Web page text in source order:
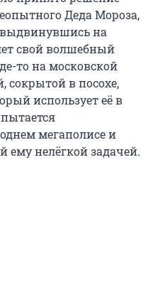
Деда Мороза,
на
свой волшебный
то на московской
сокрытой в посохе,
использует её в
мегаполисе и
ему нелёгкой задачей.